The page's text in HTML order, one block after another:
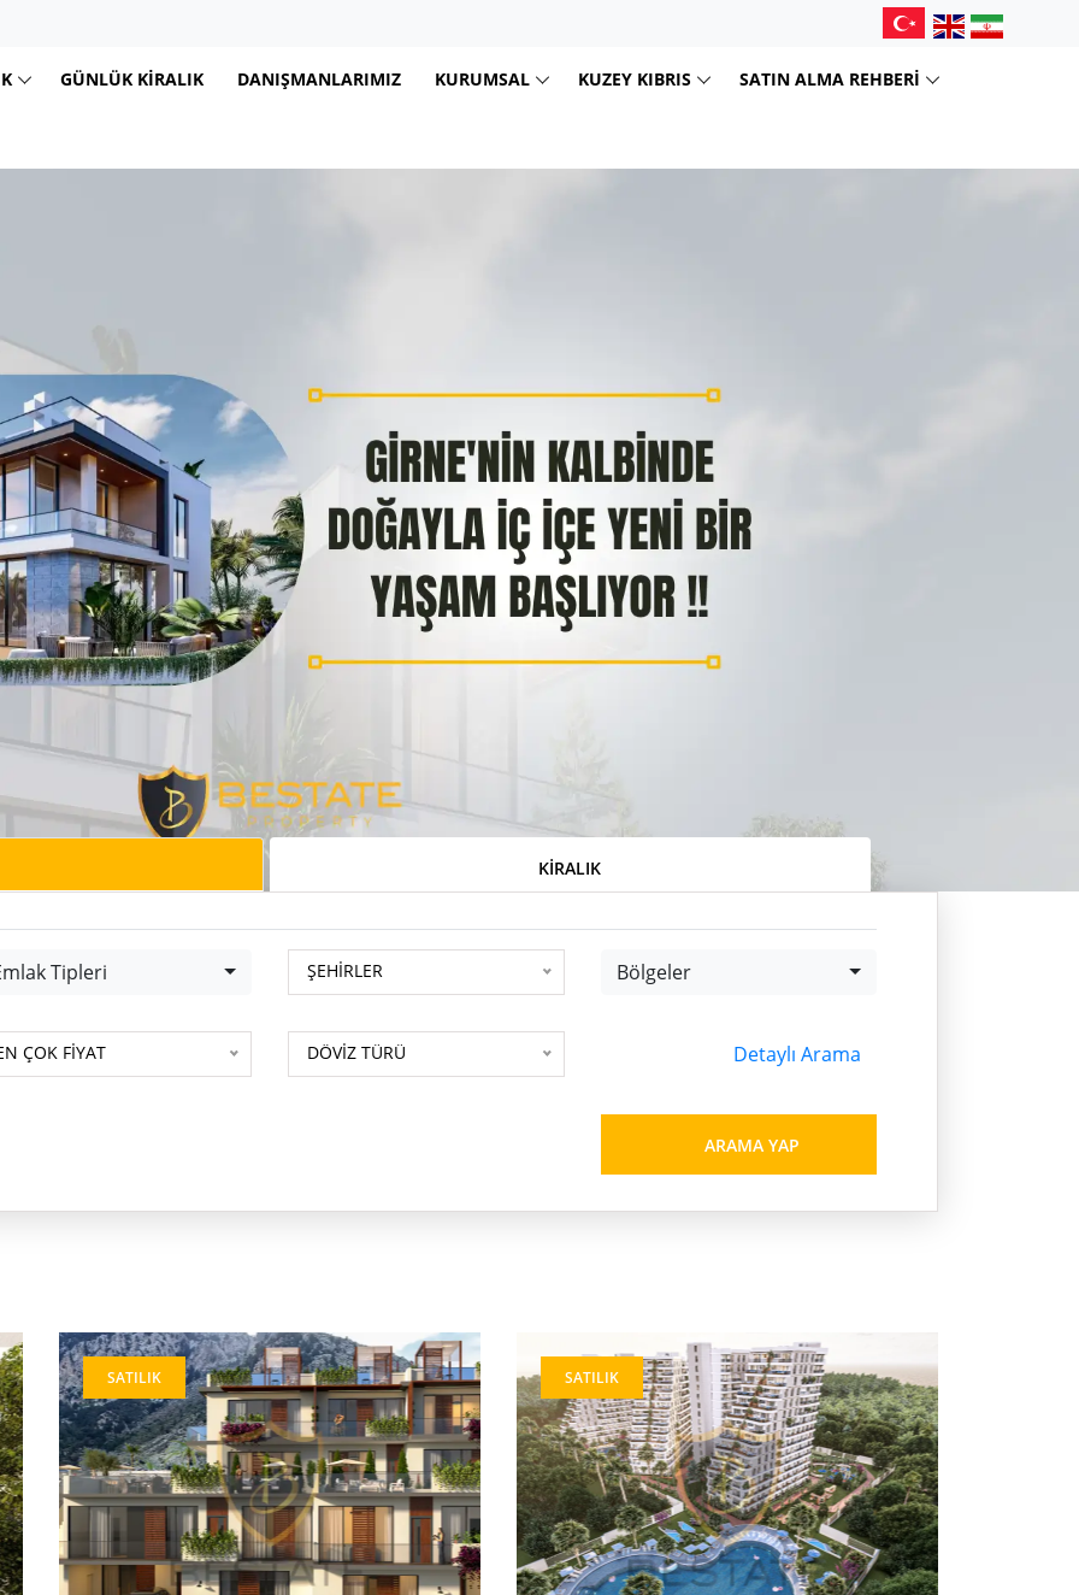
GÜNLÜK KIRALIK DANIŞMANLARIMIZ KURUMSAL KUZEY KIBRIS SATIN ALMA REHBERI
KIRALIK
Tipleri
Tipleri BP-Portföy Num.
ŞEHİRLER Bölgeler
Bölgeler
Portföy Num.
ÇOK FİYAT DÖVİZ TÜRÜ
DÖVİZ TÜRÜ Detaylı Arama
ARAMA YAP
SATILIK SATILIK